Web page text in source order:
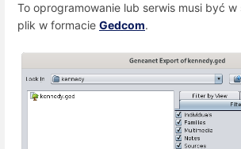
To oprogramowanie lub serwis musi być
plik w formacie Gedcom.